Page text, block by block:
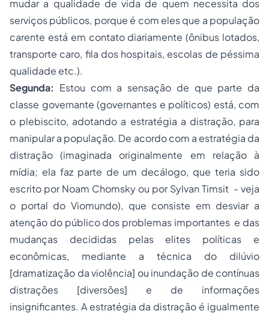
mudar a qualidade de vida de quem necessita dos
serviços públicos, porque é com eles que a população
carente está em contato diariamente (ônibus lotados,
transporte caro, fila dos hospitais, escolas de péssima
qualidade etc.).
Segunda: Estou com a sensação de que parte da
classe governante (governantes e políticos) está, com
o plebiscito, adotando a estratégia a distração, para
manipular a população. De acordo com a estratégia da
distração (imaginada originalmente em relação à
mídia; ela faz parte de um decálogo, que teria sido
escrito por Noam Chomsky ou por Sylvan Timsit - veja
o portal do Viomundo), que consiste em desviar a
atenção do público dos problemas importantes e das
mudanças decididas pelas elites políticas e
econômicas, mediante a técnica do dilúvio
[dramatização da violência] ou inundação de contínuas
distrações [diversões] e de informações
insignificantes. A estratégia da distração é igualmente